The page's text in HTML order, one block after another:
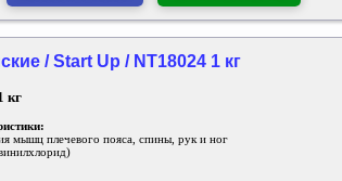
/ Start Up / NT18024 1 кг
кг
мышц плечевого пояса, спины, рук и ног